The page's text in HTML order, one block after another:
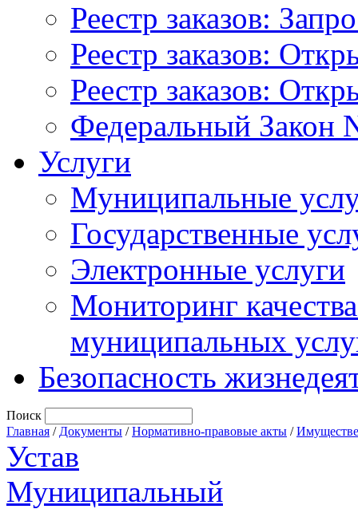
Реестр заказов:
Реестр заказов:
Реестр заказов:
Федеральный Закон
Услуги
Муниципальные
Государственные
Электронные услуги
Мониторинг
муниципальных
Безопасность
Поиск
Главная / Документы /Нормативно-правовые акты /
Устав
Муниципальный